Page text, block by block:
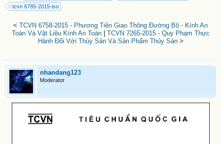
tcvn 6785-2015-iso
< TCVN 6758-2015 - Phương Tiện Giao Thông Đường Bộ - Kính An
Toàn Và Vật Liệu Kính An Toàn| TCVN 7265-2015 - Quy Phạm Thực
Hành Đối Với Thủy Sản Và Sản Phẩm Thủy Sản>
nhandang123
Moderator